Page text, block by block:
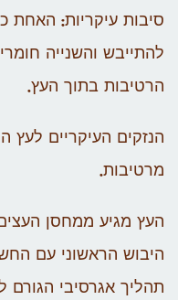
סיבות עיקריות: האחת
להתייבש והשנייה
הרטיבות בתוך העץ.
הנזקים העיקריים לעץ
מרטיבות.
העץ מגיע ממחסן
היבוש הראשוני עם
תהליך אגרסיבי הגורם